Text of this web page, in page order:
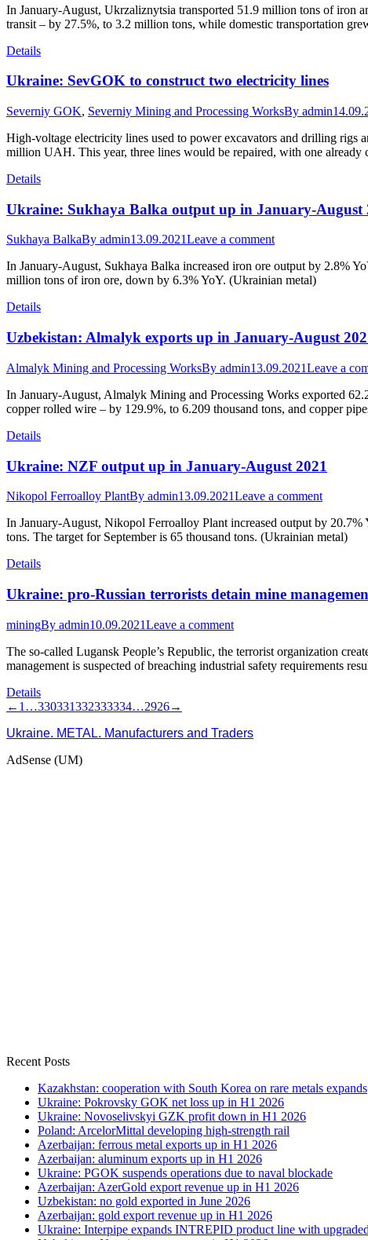
In January-August, Ukrzaliznytsia transported 51.9 million tons of iron
transit – by 27.5%, to 3.2 million tons, while domestic transportation
Details
Ukraine: SevGOK to construct two electricity lines
Severniy GOK, Severniy Mining and Processing WorksBy admin
High-voltage electricity lines used to power excavators and drilling rigs
million UAH. This year, three lines would be repaired, with one
Details
Ukraine: Sukhaya Balka output up in January-August
Sukhaya BalkaBy admin13.09.2021Leave a comment
In January-August, Sukhaya Balka increased iron ore output by 2.8%
million tons of iron ore, down by 6.3% YoY. (Ukrainian metal)
Details
Uzbekistan: Almalyk exports up in January-August
Almalyk Mining and Processing WorksBy admin13.09.2021Leave a
In January-August, Almalyk Mining and Processing Works exported
copper rolled wire – by 129.9%, to 6.209 thousand tons, and copper
Details
Ukraine: NZF output up in January-August 2021
Nikopol Ferroalloy PlantBy admin13.09.2021Leave a comment
In January-August, Nikopol Ferroalloy Plant increased output by
tons. The target for September is 65 thousand tons. (Ukrainian metal)
Details
Ukraine: pro-Russian terrorists detain mine
miningBy admin10.09.2021Leave a comment
The so-called Lugansk People’s Republic, the terrorist organization
management is suspected of breaching industrial safety requirements
Details
← 1 …330331332333334…2926→
Ukraine. METAL. Manufacturers and Traders
AdSense (UM)
Recent Posts
Kazakhstan: cooperation with South Korea on rare metals expands
Ukraine: Pokrovsky GOK net loss up in H1 2026
Ukraine: Novoselivskyi GZK profit down in H1 2026
Poland: ArcelorMittal developing high-strength rail
Azerbaijan: ferrous metal exports up in H1 2026
Azerbaijan: aluminum exports up in H1 2026
Ukraine: PGOK suspends operations due to naval blockade
Azerbaijan: AzerGold export revenue up in H1 2026
Uzbekistan: no gold exported in June 2026
Azerbaijan: gold export revenue up in H1 2026
Ukraine: Interpipe expands INTREPID product line with